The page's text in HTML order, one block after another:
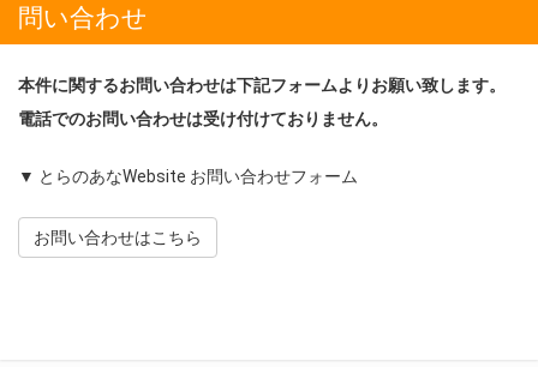
問い合わせ
本件に関するお問い合わせは下記フォームよりお願い致します。
電話でのお問い合わせは受け付けておりません。
▼ とらのあなWebsite お問い合わせフォーム
お問い合わせはこちら